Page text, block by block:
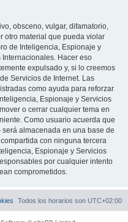
obsceno, vulgar, difamatorio,
otro material que pueda violar
de Inteligencia, Espionaje y
Internacionales. Hacer eso
expulsado y, si lo creemos
Servicios de Internet. Las
como ayuda para reforzar
Espionaje y Servicios
o cerrar cualquier tema en
Como usuario acuerda que
almacenada en una base de
con ninguna tercera
Espionaje y Servicios
por cualquier intento
comprometidos.
Todos los horarios son UTC+02:00